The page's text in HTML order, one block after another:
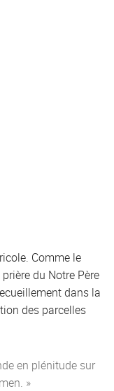
Comme le
du Notre Père
dans la
des parcelles
en plénitude sur
»